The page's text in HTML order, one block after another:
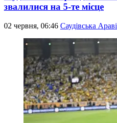
звалилися на 5-те місце
02 червня, 06:46 Саудівська